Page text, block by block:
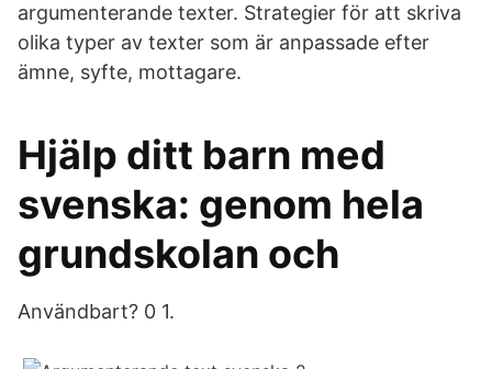
argumenterande texter. Strategier för att skriva
olika typer av texter som är anpassade efter
ämne, syfte, mottagare.
Hjälp ditt barn med
svenska: genom hela
grundskolan och
Användbart? 0 1.